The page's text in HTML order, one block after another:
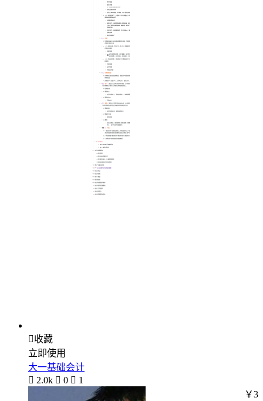
收藏
立即使用
大一基础会计
 2.0k  0  1
￥3